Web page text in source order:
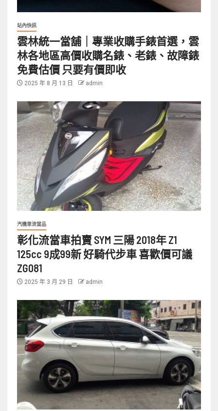
站內快訊
雲林統一當舖｜專業收購手錶首選，雲
林各地區高價收購名錶、老錶、故障錶
免費估價 只要有價即收
2025 年 8 月 13 日 admin
汽機車流當品
彰化流當車拍賣 SYM 三陽 2018年 Z1
125cc 9成99新 好騎代步車 喜歡價可議
ZG081
2025 年 3 月 29 日 admin